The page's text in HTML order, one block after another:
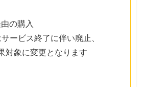
の購入
ービス終了に伴い廃止、
対象に変更となります